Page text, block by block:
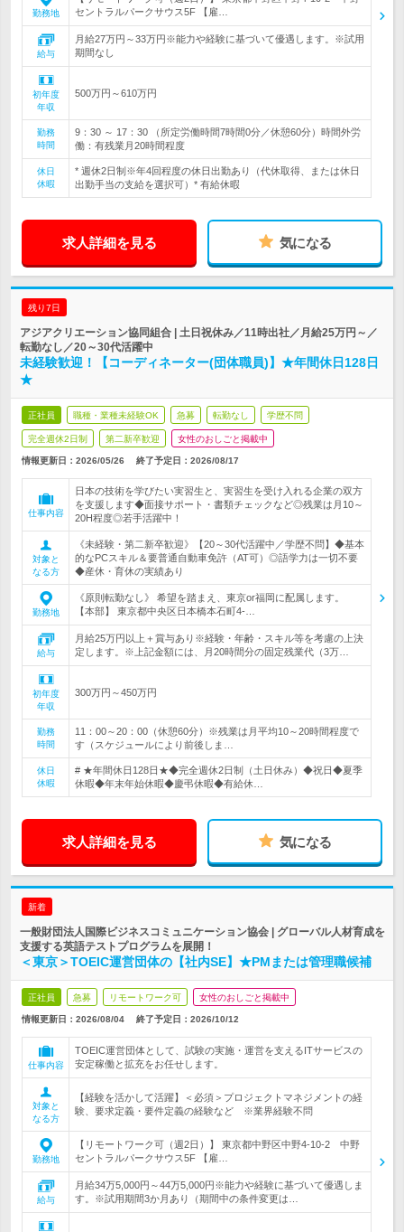
勤務地
セントラルパークサウス5F 【雇…
給与
月給27万円～33万円※能力や経験に基づいて優遇します。※試用
期間なし
初年度
年収
500万円～610万円
勤務
時間
9：30 ～ 17：30 （所定労働時間7時間0分／休憩60分）時間外労
働：有残業月20時間程度
休日
休暇
* 週休2日制※年4回程度の休日出勤あり（代休取得、または休日
出勤手当の支給を選択可）* 有給休暇
求人詳細を見る 気になる
残り7日
アジアクリエーション協同組合 | 土日祝休み／11時出社／月給25万円～／
転勤なし／20～30代活躍中
未経験歓迎！【コーディネーター(団体職員)】★年間休日128日
★
正社員 職種・業種未経験OK 急募 転勤なし 学歴不問
完全週休2日制 第二新卒歓迎 女性のおしごと掲載中
情報更新日：2026/05/26 終了予定日： 2026/08/17
仕事内容
日本の技術を学びたい実習生と、実習生を受け入れる企業の双方
を支援します◆面接サポート・書類チェックなど◎残業は月10～
20H程度◎若手活躍中！
対象と
なる方
《未経験・第二新卒歓迎》【20～30代活躍中／学歴不問】◆基本
的なPCスキル＆要普通自動車免許（AT可）◎語学力は一切不要
◆産休・育休の実績あり
勤務地
《原則転勤なし》 希望を踏まえ、東京or福岡に配属します。
【本部】 東京都中央区日本橋本石町4-…
給与
月給25万円以上＋賞与あり※経験・年齢・スキル等を考慮の上決
定します。※上記金額には、月20時間分の固定残業代（3万…
初年度
年収
300万円～450万円
勤務
時間
11：00～20：00（休憩60分）※残業は月平均10～20時間程度で
す（スケジュールにより前後しま…
休日
休暇
# ★年間休日128日★◆完全週休2日制（土日休み）◆祝日◆夏季
休暇◆年末年始休暇◆慶弔休暇◆有給休…
求人詳細を見る 気になる
新着
一般財団法人国際ビジネスコミュニケーション協会 | グローバル人材育成を
支援する英語テストプログラムを展開！
＜東京＞TOEIC運営団体の【社内SE】★PMまたは管理職候補
正社員 急募 リモートワーク可 女性のおしごと掲載中
情報更新日：2026/08/04 終了予定日： 2026/10/12
仕事内容
TOEIC運営団体として、試験の実施・運営を支えるITサービスの
安定稼働と拡充をお任せします。
対象と
なる方
【経験を活かして活躍】＜必須＞プロジェクトマネジメントの経
験、要求定義・要件定義の経験など ※業界経験不問
勤務地
【リモートワーク可（週2日）】 東京都中野区中野4-10-2 中野
セントラルパークサウス5F 【雇…
給与
月給34万5,000円～44万5,000円※能力や経験に基づいて優遇しま
す。※試用期間3か月あり（期間中の条件変更は…